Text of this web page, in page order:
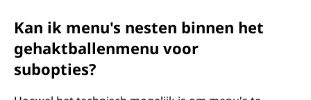
Kan ik menu's nesten binnen het
gehaktballenmenu voor
subopties?